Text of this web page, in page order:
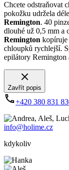
Chcete odstraňovat
pokožku udržela
Remington. 40
dlouhé už 0,5 mm a
Remington kopíruje
chloupků rychlejší.
epilátory Remington
Zavřít popis
+420 380 831
info@holime.cz
kdykoliv